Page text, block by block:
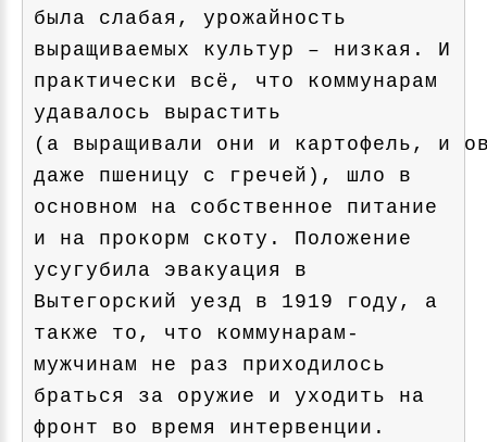
была слабая, урожайность
выращиваемых культур – низкая. И
практически всё, что коммунарам
удавалось вырастить
(а выращивали они и картофель, и
даже пшеницу с гречей), шло в
основном на собственное питание
и на прокорм скоту. Положение
усугубила эвакуация в
Вытегорский уезд в 1919 году, а
также то, что коммунарам-
мужчинам не раз приходилось
браться за оружие и уходить на
фронт во время интервенции.